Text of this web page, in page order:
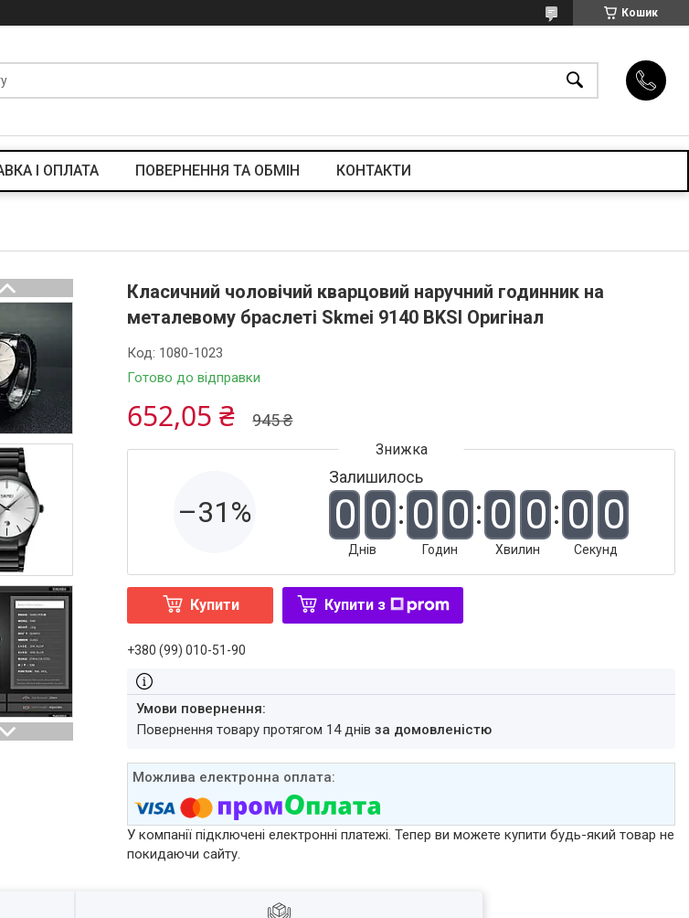
Кошик
І ОПЛАТА ПОВЕРНЕННЯ ТА ОБМІН КОНТАКТИ
Класичний чоловічий кварцовий наручний годинник на
металевому браслеті Skmei 9140 BKSI Оригінал
Готово до відправки
Код: 1080-1023
945 ₴
652,05 ₴
–31%
Залишилось
0 0
Днів
0 0
Годин
0 0
Хвилин
0 0
Секунд
Купити Купити з
+380 (99) 010-51-90
повернення товару протягом 14 днівза домовленістю
У компанії підключені електронні платежі. Тепер ви можете купити будь-який товар не
покидаючи сайту.